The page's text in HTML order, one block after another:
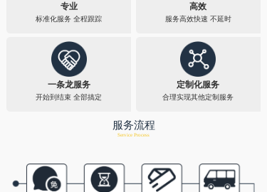
专业
标准化服务 全程跟踪​
高效
服务高效快速 不延时​
一条龙服务
开始到结束 全部搞定
定制化服务
合理实现其他定制服务​
服务流程
Service Process